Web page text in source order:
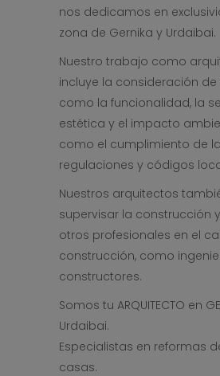
nos dedicamos en
zona de Gernika y Urdaibai.
Nuestro trabajo como
incluye la consideración
como la funcionalidad, la
estética y el impacto
como el cumplimiento de
regulaciones y códigos
Nuestros arquitectos
supervisar la construcción
otros profesionales en el
construcción, como
constructores.
Somos tu ARQUITECTO en
Urdaibai.
Especialistas en reformas
casas.